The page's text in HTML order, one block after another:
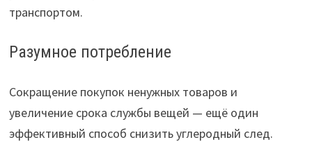
транспортом.
Разумное потребление
Сокращение покупок ненужных товаров и
увеличение срока службы вещей — ещё один
эффективный способ снизить углеродный след.